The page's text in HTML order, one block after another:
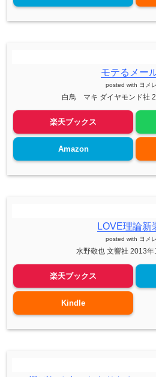
モテるメー
posted with ヨメ
白鳥 マキ ダイヤモンド社
楽天ブックス
Amazon
LOVE理論新
posted with ヨメ
水野敬也 文響社 2013
楽天ブックス
Kindle